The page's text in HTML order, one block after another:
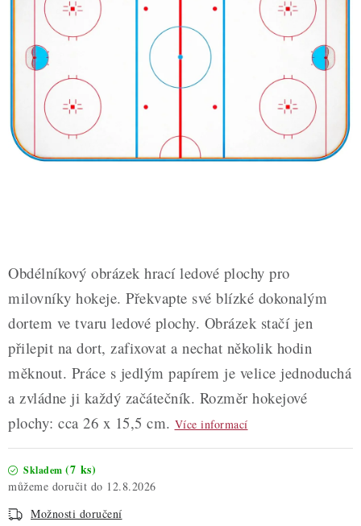
POCHUTINY
ZDRAVÉ PEČENÍ
DÁRKOVÉ POUKAZY
TÉMATICKÉ PRODUKTY
Nepřevzetí zásilky na dobírku
Obchodní podmínky
Hodnocení obchodu
Blog
Moje objednávka
Podmínky ochrany osobních údajů
Obdélníkový obrázek hrací ledové plochy pro
milovníky hokeje. Překvapte své blízké dokonalým
dortem ve tvaru ledové plochy. Obrázek stačí jen
přilepit na dort, zafixovat a nechat několik hodin
měknout. Práce s jedlým papírem je velice jednoduchá
a zvládne ji každý začátečník. Rozměr hokejové
plochy: cca 26 x 15,5 cm. Více informací
Skladem (7 ks)
12.8.2026
Možnosti doručení